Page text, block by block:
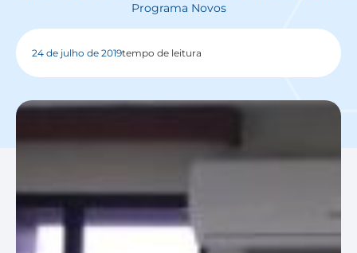
Programa Novos
24 de julho de 2019tempo de leitura